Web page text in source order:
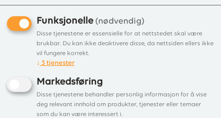
Forside/ Produkter/Vedkomfyrer/ Rosetta 5.0 Sinistra Liberty
Rosetta 5.0 Sinistra Liberty
Bordeaux
Vedkomfyr Røkuttak venstre side
Funksjonelle (nødvendig)
Disse tjenestene er essensielle for at nettstedet skal være
brukbar. Du kan ikke deaktivere disse, da nettsiden ellers ikke
vil fungere korrekt.
↓ 3 tjenester
Markedsføring
Disse tjenestene behandler personlig informasjon for å vise
deg relevant innhold om produkter, tjenester eller temaer
som du kan være interessert i.